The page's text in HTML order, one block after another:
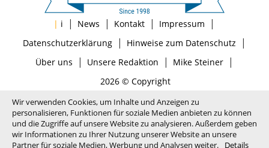
| i | News | Kontakt | Impressum |
Datenschutzerklärung| Hinweise zum Datenschutz |
Über uns | Unsere Redaktion | Mike Steiner|
2026 © Copyright
Wir verwenden Cookies, um Inhalte und Anzeigen zu
personalisieren, Funktionen für soziale Medien anbieten zu können
und die Zugriffe auf unsere Website zu analysieren. Außerdem geben
wir Informationen zu Ihrer Nutzung unserer Website an unsere
Partner für soziale Medien, Werbung und Analysen weiter.
Details